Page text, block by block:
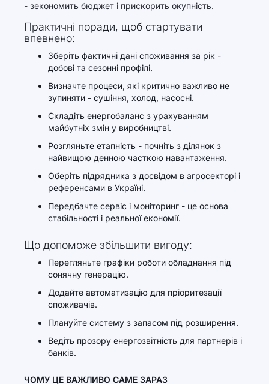
- зекономить бюджет і прискорить окупність.
Практичні поради, щоб стартувати
впевнено:
Зберіть фактичні дані споживання за рік -
добові та сезонні профілі.
Визначте процеси, які критично важливо не
зупиняти - сушіння, холод, насосні.
Складіть енергобаланс з урахуванням
майбутніх змін у виробництві.
Розгляньте етапність - почніть з ділянок з
найвищою денною часткою навантаження.
Оберіть підрядника з досвідом в агросекторі і
референсами в Україні.
Передбачте сервіс і моніторинг - це основа
стабільності і реальної економії.
Що допоможе збільшити вигоду:
Перегляньте графіки роботи обладнання під
сонячну генерацію.
Додайте автоматизацію для пріоритезації
споживачів.
Плануйте систему з запасом під розширення.
Ведіть прозору енергозвітність для партнерів і
банків.
ЧОМУ ЦЕ ВАЖЛИВО САМЕ ЗАРАЗ